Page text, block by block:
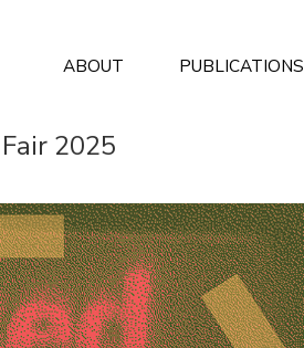
ABOUT PUBLICATIONS
2025